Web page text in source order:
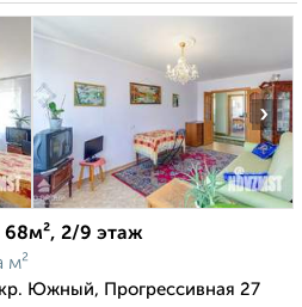
›
68м², 2/9 этаж
м²
Южный, Прогрессивная 27